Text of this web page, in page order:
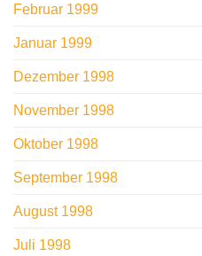
Februar 1999
Januar 1999
Dezember 1998
November 1998
Oktober 1998
September 1998
August 1998
Juli 1998